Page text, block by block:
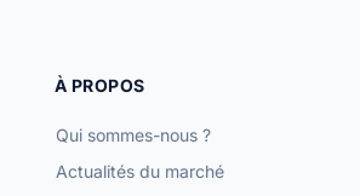
À PROPOS
Qui sommes-nous ?
Actualités du marché